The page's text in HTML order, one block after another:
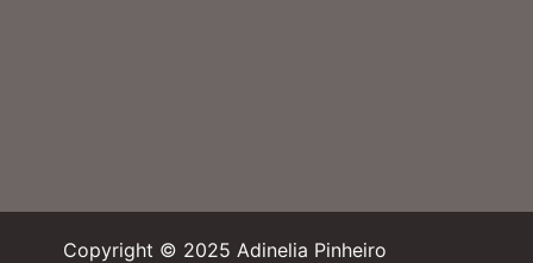
Copyright © 2025 Adinelia Pinheiro